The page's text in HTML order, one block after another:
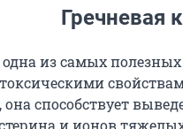
Гречневая
из самых
она способствует
и ионов